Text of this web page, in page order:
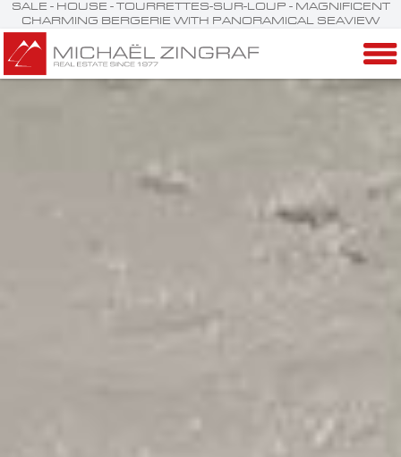
SALE - HOUSE - TOURRETTES-SUR-LOUP - MAGNIFICENT
CHARMING BERGERIE WITH PANORAMICAL SEAVIEW